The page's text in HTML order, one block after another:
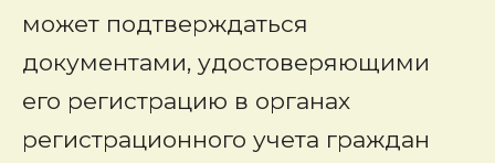
может подтверждаться
документами, удостоверяющими
его регистрацию в органах
регистрационного учета граждан